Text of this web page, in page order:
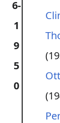
6-
1
9
5
0